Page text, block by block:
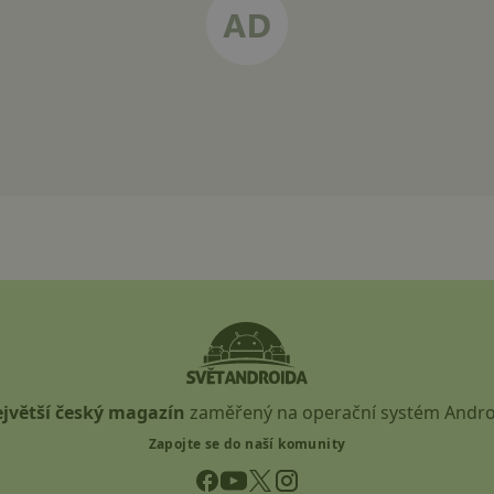
český magazín zaměřený na operační systém
Zapojte se do naší komunity